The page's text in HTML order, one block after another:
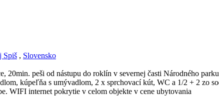
Spiš , Slovensko
20min. peši od nástupu do roklín v severnej časti Národného
kúpeľňa s umývadlom, 2 x sprchovací kút, WC a 1/2 + 2 zo
WIFI internet pokrytie v celom objekte v cene ubytovania